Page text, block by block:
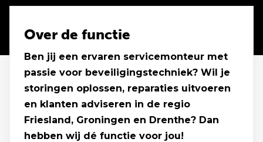
Over de functie
Ben jij een ervaren servicemonteur met
passie voor beveiligingstechniek? Wil je
storingen oplossen, reparaties uitvoeren
en klanten adviseren in de regio
Friesland, Groningen en Drenthe? Dan
hebben wij dé functie voor jou!